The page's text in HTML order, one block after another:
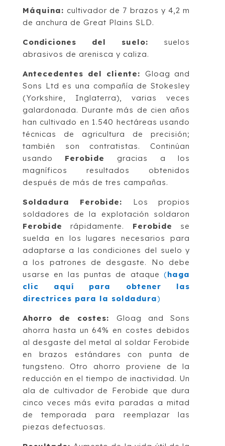
Máquina: cultivador de 7 brazos y 4,2 m
de anchura de Great Plains SLD.
Condiciones del suelo: suelos
abrasivos de arenisca y caliza.
Antecedentes del cliente: Gloag and
Sons Ltd es una compañía de Stokesley
(Yorkshire, Inglaterra), varias veces
galardonada. Durante más de cien años
han cultivado en 1.540 hectáreas usando
técnicas de agricultura de precisión;
también son contratistas. Continúan
usando Ferobide
gracias a los
magníficos resultados obtenidos
después de más de tres campañas.
Soldadura Ferobide: Los propios
soldadores de la explotación soldaron
Ferobide rápidamente. Ferobide se
suelda en los lugares necesarios para
adaptarse a las condiciones del suelo y
a los patrones de desgaste. No debe
usarse en las puntas de ataque(haga
clic aquí para obtener las
directrices para la soldadura)
Ahorro de costes: Gloag and Sons
ahorra hasta un 64% en costes debidos
al desgaste del metal al soldar Ferobide
en brazos estándares con punta de
tungsteno. Otro ahorro proviene de la
reducción en el tiempo de inactividad. Un
ala de cultivador de Ferobide que dura
cinco veces más evita paradas a mitad
de temporada para reemplazar las
piezas defectuosas.